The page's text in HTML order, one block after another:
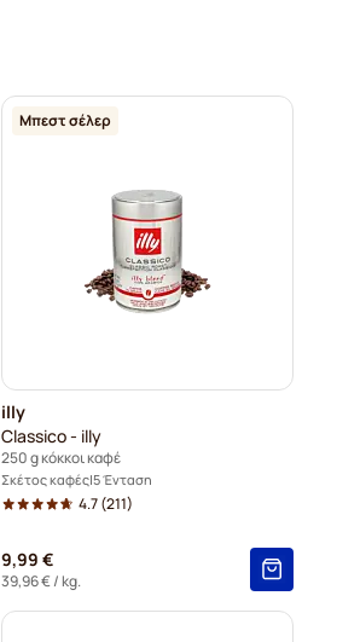
Μπεστ σέλερ
illy
Classico - illy
250 g κόκκοι καφέ
Σκέτος καφές 5 Ένταση
4.7(211)
9,99 €
39,96 €/ kg.